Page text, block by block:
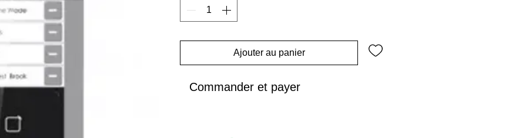
Ajouter au panier
Commander et payer